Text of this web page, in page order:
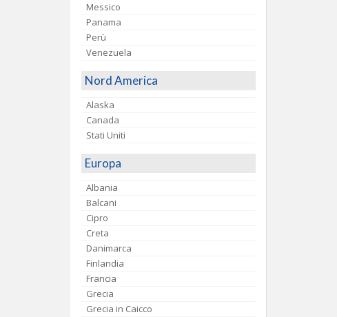
Messico
Panama
Perù
Venezuela
Nord America
Alaska
Canada
Stati Uniti
Europa
Albania
Balcani
Cipro
Creta
Danimarca
Finlandia
Francia
Grecia
Grecia in Caicco